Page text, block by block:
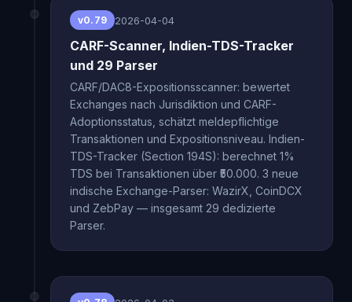
v0.79 2026-04-04
CARF-Scanner, Indien-TDS-Tracker
und 29 Parser
CARF/DAC8-Expositionsscanner: bewertet
Exchanges nach Jurisdiktion und CARF-
Adoptionsstatus, schätzt meldepflichtige
Transaktionen und Expositionsniveau. Indien-
TDS-Tracker (Section 194S): berechnet 1%
TDS bei Transaktionen über ₹50.000. 3 neue
indische Exchange-Parser: WazirX, CoinDCX
und ZebPay — insgesamt 29 dedizierte
Parser.